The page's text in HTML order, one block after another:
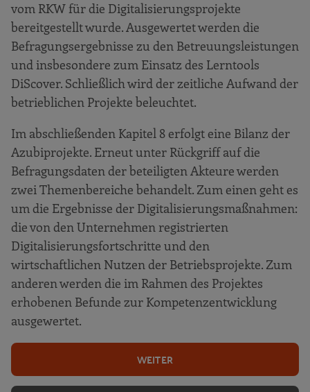
vom RKW für die Digitalisierungsprojekte
bereitgestellt wurde. Ausgewertet werden die
Befragungsergebnisse zu den Betreuungsleistungen
und insbesondere zum Einsatz des Lerntools
DiScover. Schließlich wird der zeitliche Aufwand der
betrieblichen Projekte beleuchtet.
Im abschließenden Kapitel 8 erfolgt eine Bilanz der
Azubiprojekte. Erneut unter Rückgriff auf die
Befragungsdaten der beteiligten Akteure werden
zwei Themenbereiche behandelt. Zum einen geht es
um die Ergebnisse der Digitalisierungsmaßnahmen:
die von den Unternehmen registrierten
Digitalisierungsfortschritte und den
wirtschaftlichen Nutzen der Betriebsprojekte. Zum
anderen werden die im Rahmen des Projektes
erhobenen Befunde zur Kompetenzentwicklung
ausgewertet.
WEITER